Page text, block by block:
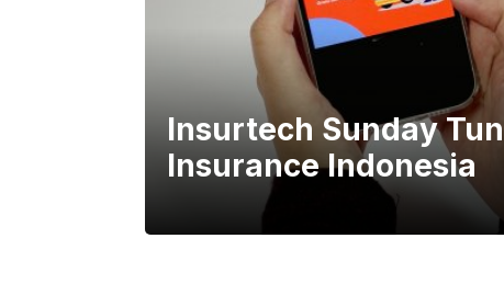
Insurtech Sunday
Insurance Indonesia